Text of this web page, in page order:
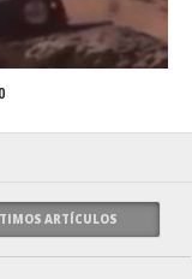
ARTÍCULOS